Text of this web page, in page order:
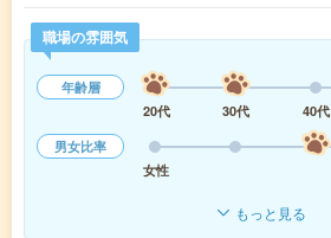
職場の雰囲気
年齢層
20代
30代 40代
男女比率
女性
もっと見る